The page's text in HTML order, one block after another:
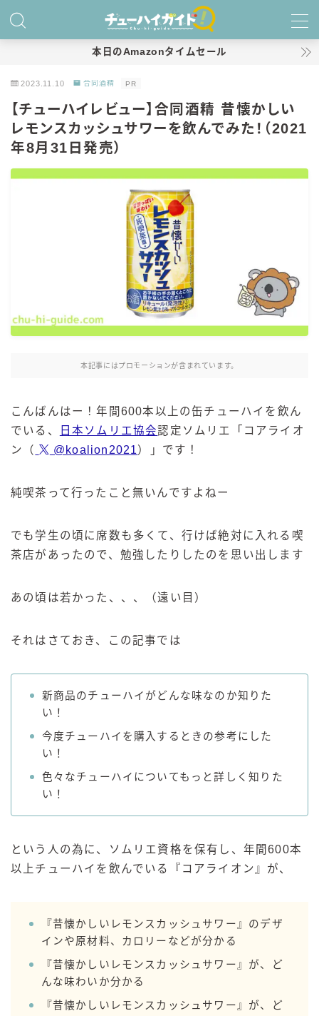
特集！
氷結 ストロング
麒麟特製サワー
麒麟 発酵サワー
サントリー
ー196℃ ストロングゼロ
ー196℃ ザ・まるごと
こだわり酒場
ほろよい
角ハイボール
ジムビームハイボール
アサヒ
贅沢搾り
樽ハイ倶楽部
ザ・レモンクラフト
ザ・カクテルクラフト
Slat(すらっと）
クリアクーラー
FRUITZER (フルーツァー）
濃いめのレモンサワー
三ツ星グレフルサワー
99.99（フォーナイン）
レモン・ザ・リッチ
男梅サワー
本日のAmazonタイムセール
2023.11.10 合同酒精 PR
【チューハイレビュー】合同酒精 昔懐かしい
レモンスカッシュサワーを飲んでみた！（2021
年8月31日発売）
本記事にはプロモーションが含まれています。
こんばんはー！年間600本以上の缶チューハイを飲ん
でいる、
日本ソムリエ協会認定ソムリエ「コアライオ
ン（
@koalion2021）」です！
純喫茶って行ったこと無いんですよねー
でも学生の頃に席数も多くて、行けば絶対に入れる喫
茶店があったので、勉強したりしたのを思い出します
あの頃は若かった、、、（遠い目）
それはさておき、この記事では
新商品のチューハイがどんな味なのか知りた
い！
今度チューハイを購入するときの参考にした
い！
色々なチューハイについてもっと詳しく知りた
い！
という人の為に、ソムリエ資格を保有し、年間600本
以上チューハイを飲んでいる『コアライオン』が、
『昔懐かしいレモンスカッシュサワー』のデザ
インや原材料、カロリーなどが分かる
『昔懐かしいレモンスカッシュサワー』が、ど
んな味わいか分かる
『昔懐かしいレモンスカッシュサワー』が、ど